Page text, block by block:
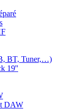
BT, Tuner,…)
19''
DAW